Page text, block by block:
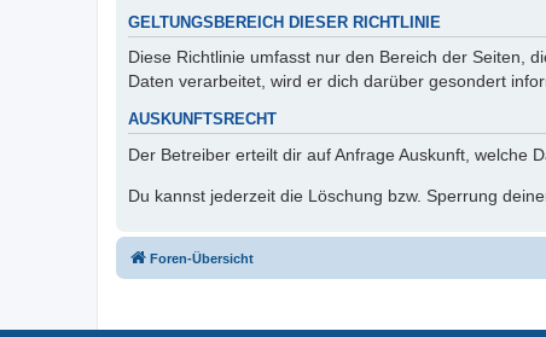
GELTUNGSBEREICH DIESER RICHTLINIE
Diese Richtlinie umfasst nur den Bereich der Seiten,
Daten verarbeitet, wird er dich darüber gesondert
AUSKUNFTSRECHT
Der Betreiber erteilt dir auf Anfrage Auskunft, welche
Du kannst jederzeit die Löschung bzw. Sperrung
Foren-Übersicht